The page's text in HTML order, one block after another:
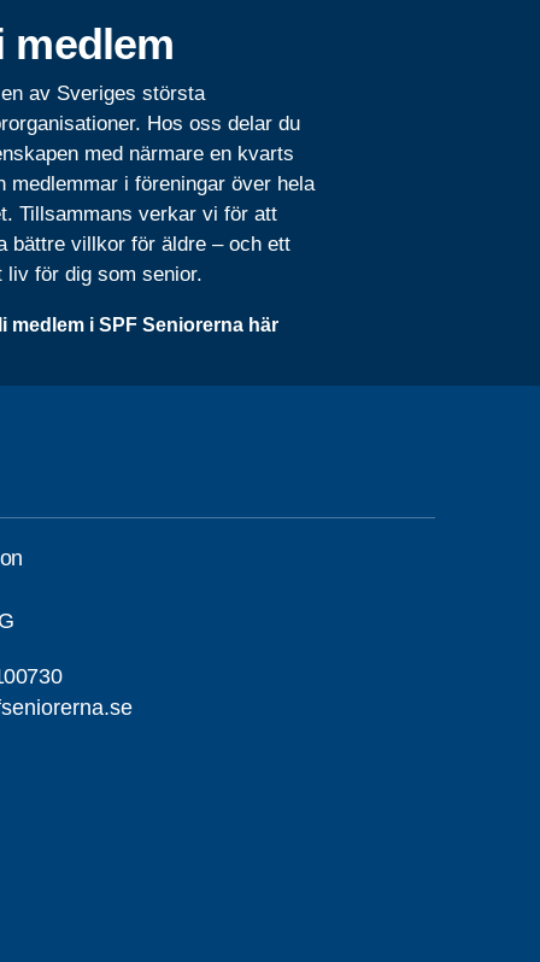
medlem
av Sveriges största
Hos oss delar du
med närmare en kvarts
medlemmar i föreningar över hela
Tillsammans verkar vi för att
bättre villkor för äldre – och ett
liv för dig som senior.
medlem i SPF Seniorerna här